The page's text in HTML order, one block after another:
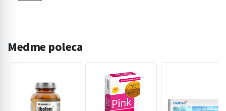
Medme poleca